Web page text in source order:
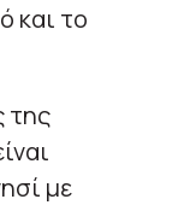
και το
της
με